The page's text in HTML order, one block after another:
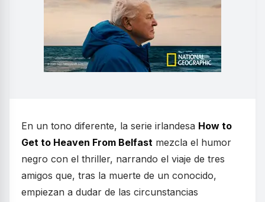
En un tono diferente, la serie irlandesa How to
Get to Heaven From Belfast mezcla el humor
negro con el thriller, narrando el viaje de tres
amigos que, tras la muerte de un conocido,
empiezan a dudar de las circunstancias